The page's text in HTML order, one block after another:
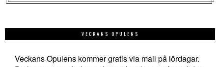
VECKANS OPULENS
Veckans Opulens kommer gratis via mail på lördagar.